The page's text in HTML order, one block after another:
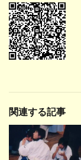
関連する記事